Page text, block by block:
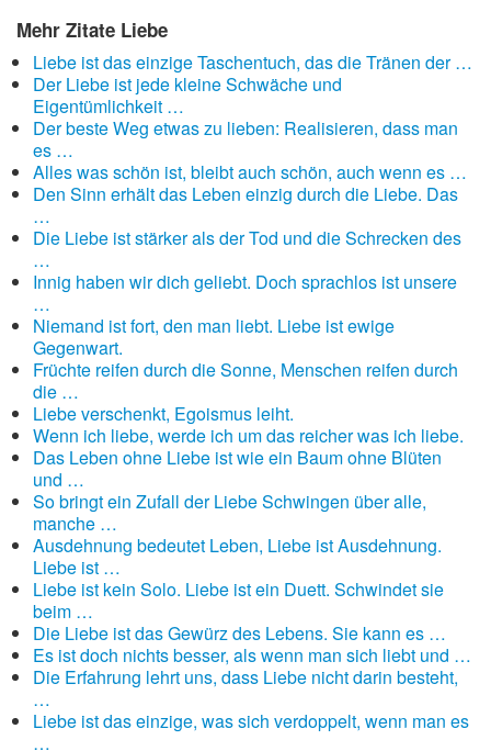
Mehr Zitate Liebe
Liebe ist das einzige Taschentuch, das die Tränen der …
Der Liebe ist jede kleine Schwäche und
Eigentümlichkeit …
Der beste Weg etwas zu lieben: Realisieren, dass man
es …
Alles was schön ist, bleibt auch schön, auch wenn es …
Den Sinn erhält das Leben einzig durch die Liebe. Das
…
Die Liebe ist stärker als der Tod und die Schrecken des
…
Innig haben wir dich geliebt. Doch sprachlos ist unsere
…
Niemand ist fort, den man liebt. Liebe ist ewige
Gegenwart.
Früchte reifen durch die Sonne, Menschen reifen durch
die …
Liebe verschenkt, Egoismus leiht.
Wenn ich liebe, werde ich um das reicher was ich liebe.
Das Leben ohne Liebe ist wie ein Baum ohne Blüten
und …
So bringt ein Zufall der Liebe Schwingen über alle,
manche …
Ausdehnung bedeutet Leben, Liebe ist Ausdehnung.
Liebe ist …
Liebe ist kein Solo. Liebe ist ein Duett. Schwindet sie
beim …
Die Liebe ist das Gewürz des Lebens. Sie kann es …
Es ist doch nichts besser, als wenn man sich liebt und …
Die Erfahrung lehrt uns, dass Liebe nicht darin besteht,
…
Liebe ist das einzige, was sich verdoppelt, wenn man es
…